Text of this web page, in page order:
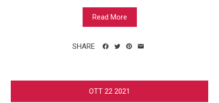
Read More
SHARE
OTT 22 2021